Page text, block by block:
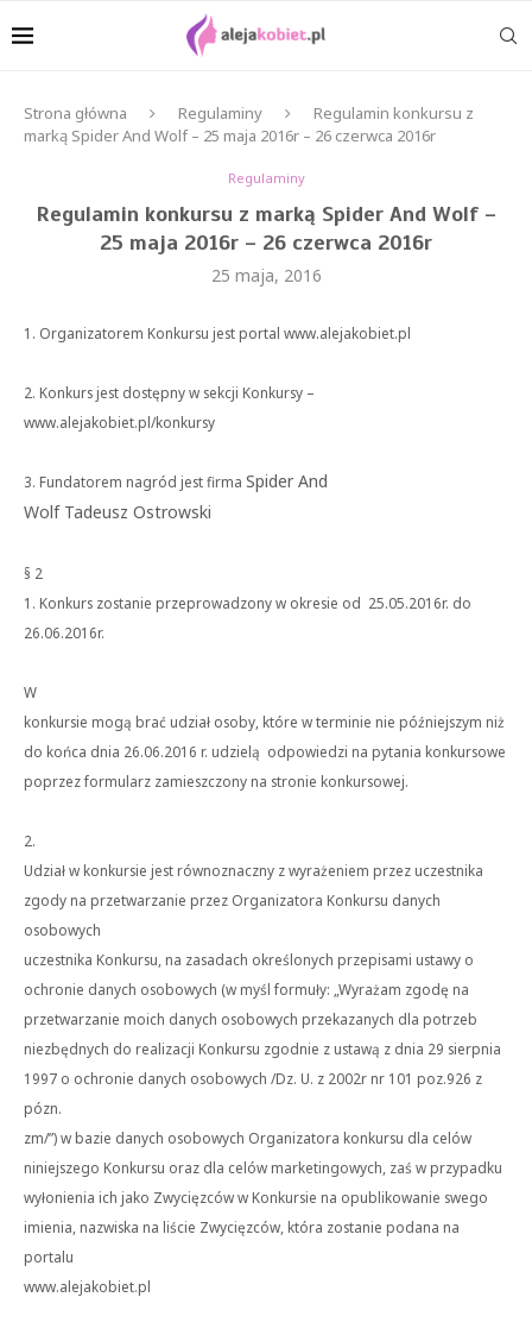
Strona główna Regulaminy
Regulamin konkursu z
marką Spider And Wolf – 25 maja 2016r – 26 czerwca 2016r
Regulaminy
Regulamin konkursu z marką Spider And Wolf –
25 maja 2016r – 26 czerwca 2016r
25 maja, 2016
1. Organizatorem Konkursu jest portal www.alejakobiet.pl
2. Konkurs jest dostępny w sekcji Konkursy –
www.alejakobiet.pl/konkursy
3. Fundatorem nagród jest firma Spider And
Wolf Tadeusz Ostrowski
§ 2
1. Konkurs zostanie przeprowadzony w okresie od 25.05.2016r. do
26.06.2016r.
W
konkursie mogą brać udział osoby, które w terminie nie późniejszym niż
do końca dnia 26.06.2016 r. udzielą odpowiedzi na pytania konkursowe
poprzez formularz zamieszczony na stronie konkursowej.
2.
Udział w konkursie jest równoznaczny z wyrażeniem przez uczestnika
zgody na przetwarzanie przez Organizatora Konkursu danych
osobowych
uczestnika Konkursu, na zasadach określonych przepisami ustawy o
ochronie danych osobowych (w myśl formuły: „Wyrażam zgodę na
przetwarzanie moich danych osobowych przekazanych dla potrzeb
niezbędnych do realizacji Konkursu zgodnie z ustawą z dnia 29 sierpnia
1997 o ochronie danych osobowych /Dz. U. z 2002r nr 101 poz.926 z
pózn.
zm/”) w bazie danych osobowych Organizatora konkursu dla celów
niniejszego Konkursu oraz dla celów marketingowych, zaś w przypadku
wyłonienia ich jako Zwycięzców w Konkursie na opublikowanie swego
imienia, nazwiska na liście Zwycięzców, która zostanie podana na
portalu
www.alejakobiet.pl